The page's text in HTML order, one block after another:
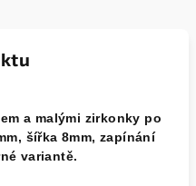
a malými zirkonky po
šířka 8mm, zapínání
variantě.